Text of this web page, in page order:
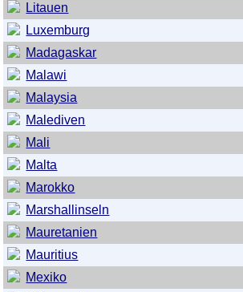
Litauen
Luxemburg
Madagaskar
Malawi
Malaysia
Malediven
Mali
Malta
Marokko
Marshallinseln
Mauretanien
Mauritius
Mexiko